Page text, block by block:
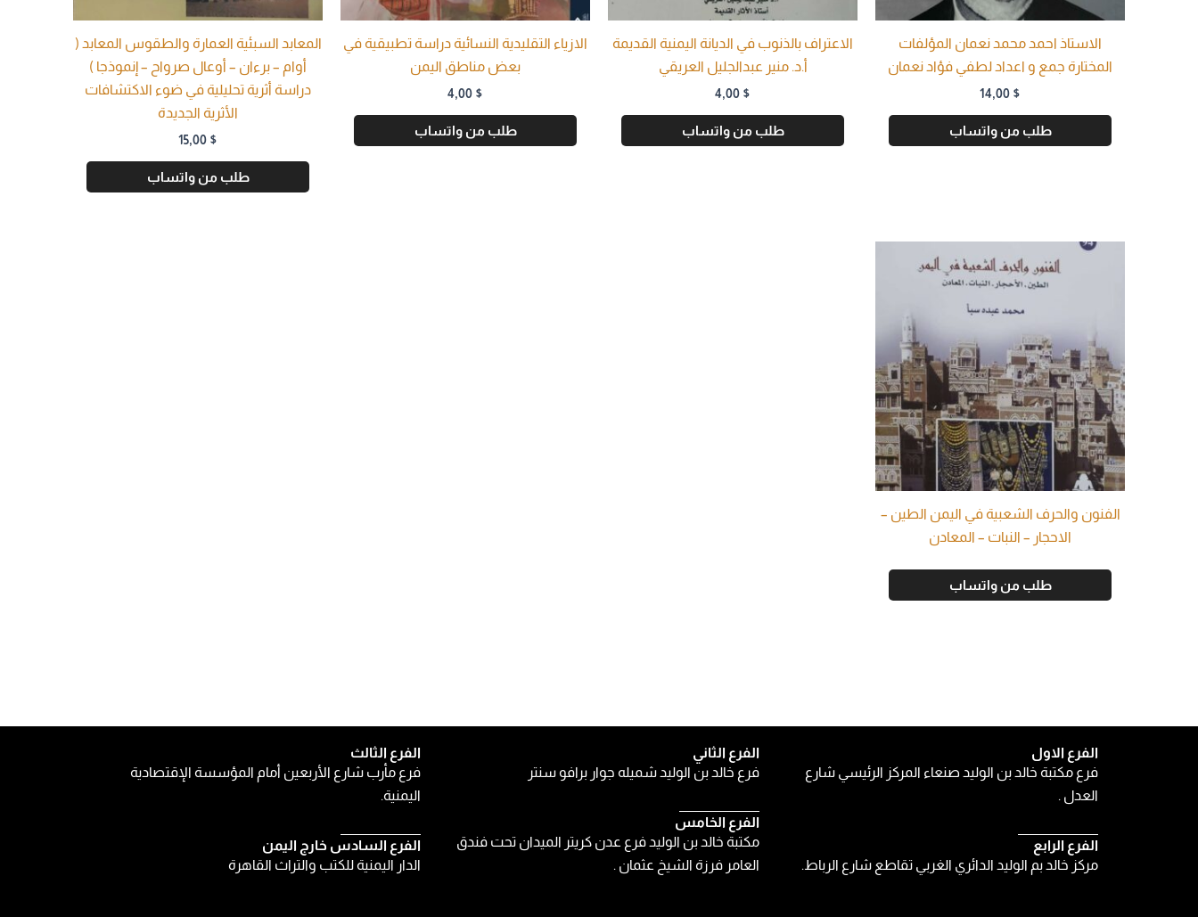
الاستاذ احمد محمد نعمان المؤلفات
المختارة جمع و اعداد لطفي فؤاد نعمان
14,00 $
طلب من واتساب
الاعتراف بالذنوب في الديانة اليمنية القديمة
أ.د. منير عبدالجليل العريقي
4,00 $
طلب من واتساب
الازياء التقليدية النسائية دراسة تطبيقية في
بعض مناطق اليمن
4,00 $
طلب من واتساب
المعابد السبئية العمارة والطقوس المعابد (
أوام – برءان – أوعال صرواح – إنموذجا )
دراسة أثرية تحليلية في ضوء الاكتشافات
الأثرية الجديدة
15,00 $
طلب من واتساب
الفنون والحرف الشعبية في اليمن الطين –
الاحجار – النبات – المعادن
طلب من واتساب
الفرع الثالث
فرع مأرب شارع الأربعين أمام المؤسسة الإقتصادية
اليمنية.
الفرع السادس خارج اليمن
الدار اليمنية للكتب والتراث القاهرة
الفرع الثاني
فرع خالد بن الوليد شميله جوار برافو سنتر
الفرع الخامس
مكتبة خالد بن الوليد فرع عدن كريتر الميدان تحت فندق
العامر فرزة الشيخ عثمان .
الفرع الاول
فرع مكتبة خالد بن الوليد صنعاء المركز الرئيسي شارع
العدل .
الفرع الرابع
مركز خالد بم الوليد الدائري الغربي تقاطع شارع الرباط.